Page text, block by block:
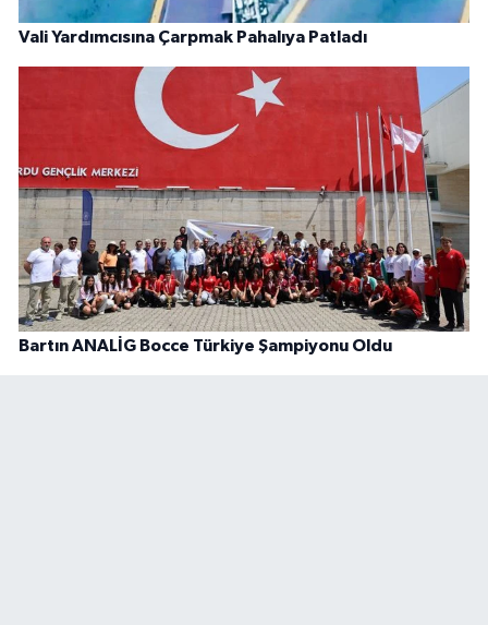
Vali Yardımcısına Çarpmak Pahalıya Patladı
Bartın ANALİG Bocce Türkiye Şampiyonu Oldu